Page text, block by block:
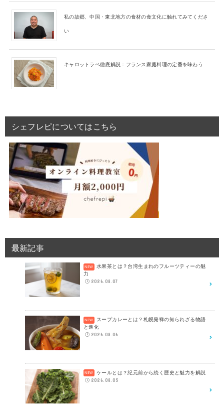
私の故郷、中国・東北地方の食材の食文化に触れてみてくださ
い
キャロットラペ徹底解説：フランス家庭料理の定番を味わう
シェフレピについてはこちら
最新記事
水果茶とは？台湾生まれのフルーツティーの魅
力
2026.08.07
スープカレーとは？札幌発祥の知られざる物語
と進化
2026.08.06
ケールとは？紀元前から続く歴史と魅力を解説
2026.08.05